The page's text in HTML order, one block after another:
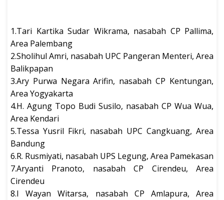
1.Tari Kartika Sudar Wikrama, nasabah CP Pallima,
Area Palembang
2.Sholihul Amri, nasabah UPC Pangeran Menteri, Area
Balikpapan
3.Ary Purwa Negara Arifin, nasabah CP Kentungan,
Area Yogyakarta
4.H. Agung Topo Budi Susilo, nasabah CP Wua Wua,
Area Kendari
5.Tessa Yusril Fikri, nasabah UPC Cangkuang, Area
Bandung
6.R. Rusmiyati, nasabah UPS Legung, Area Pamekasan
7.Aryanti Pranoto, nasabah CP Cirendeu, Area
Cirendeu
8.I Wayan Witarsa, nasabah CP Amlapura, Area